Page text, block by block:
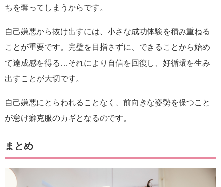
ちを奪ってしまうからです。
自己嫌悪から抜け出すには、小さな成功体験を積み重ねる
ことが重要です。完璧を目指さずに、できることから始め
て達成感を得る…それにより自信を回復し、好循環を生み
出すことが大切です。
自己嫌悪にとらわれることなく、前向きな姿勢を保つこと
が怠け癖克服のカギとなるのです。
まとめ